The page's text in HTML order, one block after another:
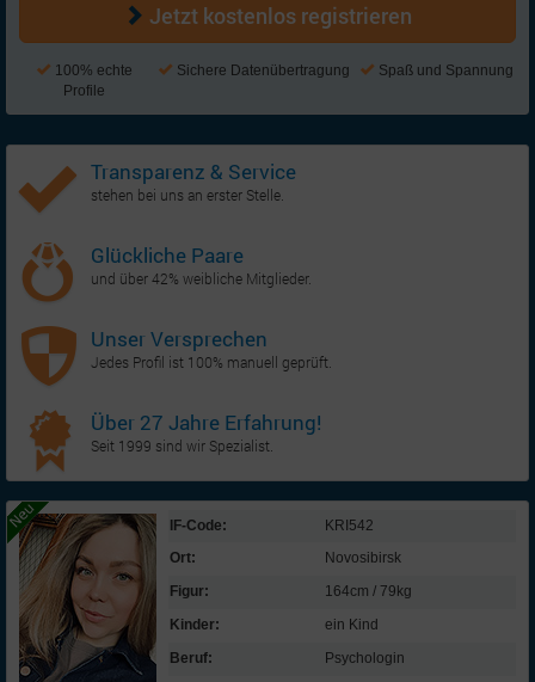
Jetzt kostenlos registrieren
100% echte
Profile
Sichere Datenübertragung Spaß und Spannung
Transparenz & Service
stehen bei uns an erster Stelle.
Glückliche Paare
und über 42% weibliche Mitglieder.
Unser Versprechen
Jedes Profil ist 100% manuell geprüft.
Über 27 Jahre Erfahrung!
Seit 1999 sind wir Spezialist.
IF-Code:
KRI542
Ort:
Novosibirsk
Figur:
164cm / 79kg
Kinder:
ein Kind
Beruf:
Psychologin